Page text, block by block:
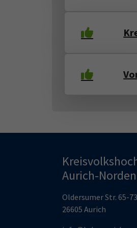
Aurich-Norden
Oldersumer Str. 65-73
26605 Aurich